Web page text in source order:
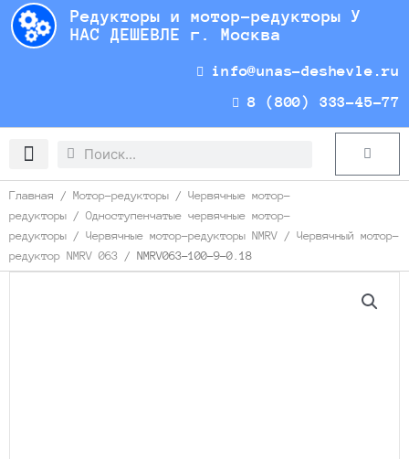
Перейти
содержимому
Редукторы и мотор-редукторы У
НАС ДЕШЕВЛЕ г. Москва
info@unas-deshevle.ru
8 (800) 333-45-77
Search
Search Cart
Главная / Мотор-редукторы / Червячные мотор-
редукторы / Одноступенчатые червячные мотор-
редукторы / Червячные мотор-редукторы NMRV / Червячный мотор-
редуктор NMRV 063 / NMRV063-100-9-0.18